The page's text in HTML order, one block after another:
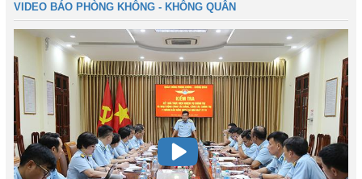
VIDEO BÁO PHÒNG KHÔNG - KHÔNG QUÂN